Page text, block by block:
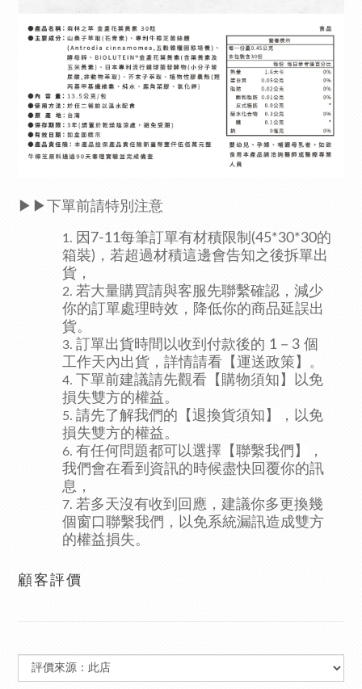
▶▶下單前請特別注意
因7-11每筆訂單有材積限制(45*30*30的
箱裝)，若超過材積這邊會告知之後拆單出
貨，
若大量購買請與客服先聯繫確認，減少
你的訂單處理時效，降低你的商品延誤出
貨。
訂單出貨時間以收到付款後的 1－3 個
工作天內出貨，詳情請看 【運送政策】 。
下單前建議請先觀看 【購物須知】
以免
損失雙方的權益。
請先了解我們的 【退換貨須知】
，以免
損失雙方的權益。
有任何問題都可以選擇 【聯繫我們】
，
我們會在看到資訊的時候盡快回覆你的訊
息，
若多天沒有收到回應，建議你多更換幾
個窗口聯繫我們，以免系統漏訊造成雙方
的權益損失。
顧客評價